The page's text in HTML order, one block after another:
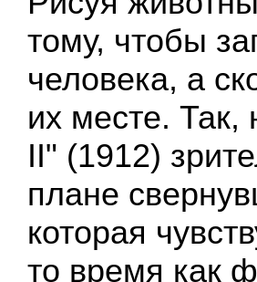
тому, чтобы
человека, а
их месте. Так,
II" (1912)
плане
которая
то время как